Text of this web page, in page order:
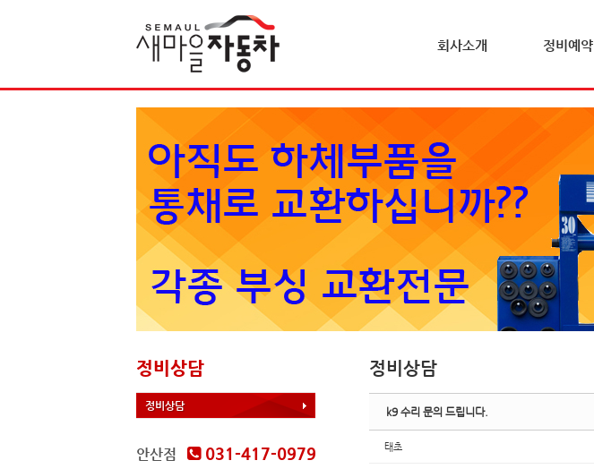
회사소개 정비예약
정비상담
정비상담
안산점 031-417-0979
정비상담
k9 수리 문의 드립니다.
태초